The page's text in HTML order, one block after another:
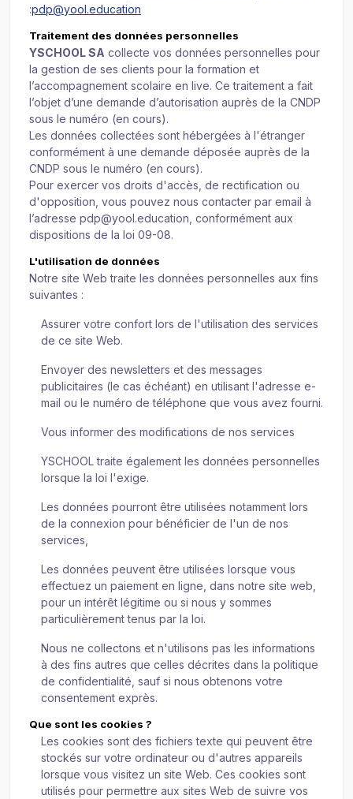
:pdp@yool.education
Traitement des données personnelles
YSCHOOL SA collecte vos données personnelles pour
la gestion de ses clients pour la formation et
l’accompagnement scolaire en live. Ce traitement a fait
l’objet d’une demande d’autorisation auprès de la CNDP
sous le numéro (en cours).
Les données collectées sont hébergées à l'étranger
conformément à une demande déposée auprès de la
CNDP sous le numéro (en cours).
Pour exercer vos droits d'accès, de rectification ou
d'opposition, vous pouvez nous contacter par email à
l’adresse pdp@yool.education , conformément aux
dispositions de la loi 09-08.
L'utilisation de données
Notre site Web traite les données personnelles aux fins
suivantes :
Assurer votre confort lors de l'utilisation des services
de ce site Web.
Envoyer des newsletters et des messages
publicitaires (le cas échéant) en utilisant l'adresse e-
mail ou le numéro de téléphone que vous avez fourni.
Vous informer des modifications de nos services
YSCHOOL traite également les données personnelles
lorsque la loi l'exige.
Les données pourront être utilisées notamment lors
de la connexion pour bénéficier de l'un de nos
services,
Les données peuvent être utilisées lorsque vous
effectuez un paiement en ligne, dans notre site web,
pour un intérêt légitime ou si nous y sommes
particulièrement tenus par la loi.
Nous ne collectons et n'utilisons pas les informations
à des fins autres que celles décrites dans la politique
de confidentialité, sauf si nous obtenons votre
consentement exprès.
Que sont les cookies ?
Les cookies sont des fichiers texte qui peuvent être
stockés sur votre ordinateur ou d'autres appareils
lorsque vous visitez un site Web. Ces cookies sont
utilisés pour permettre aux sites Web de suivre vos